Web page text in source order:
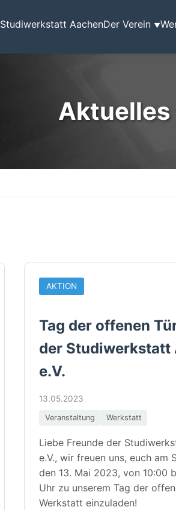
Studiwerkstatt AachenDer Verein▼
Aktuelles
AKTION
Tag der offenen
der Studiwerkstatt
e.V.
13.05.2023
Veranstaltung Werkstatt
Liebe Freunde der
e.V., wir freuen uns, euch am
den 13. Mai 2023, von 10:00
Uhr zu unserem Tag der
Werkstatt einzuladen!